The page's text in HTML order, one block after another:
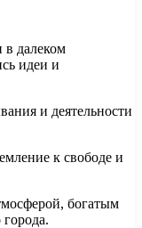
в далеком
идеи и
и деятельности
к свободе и
богатым